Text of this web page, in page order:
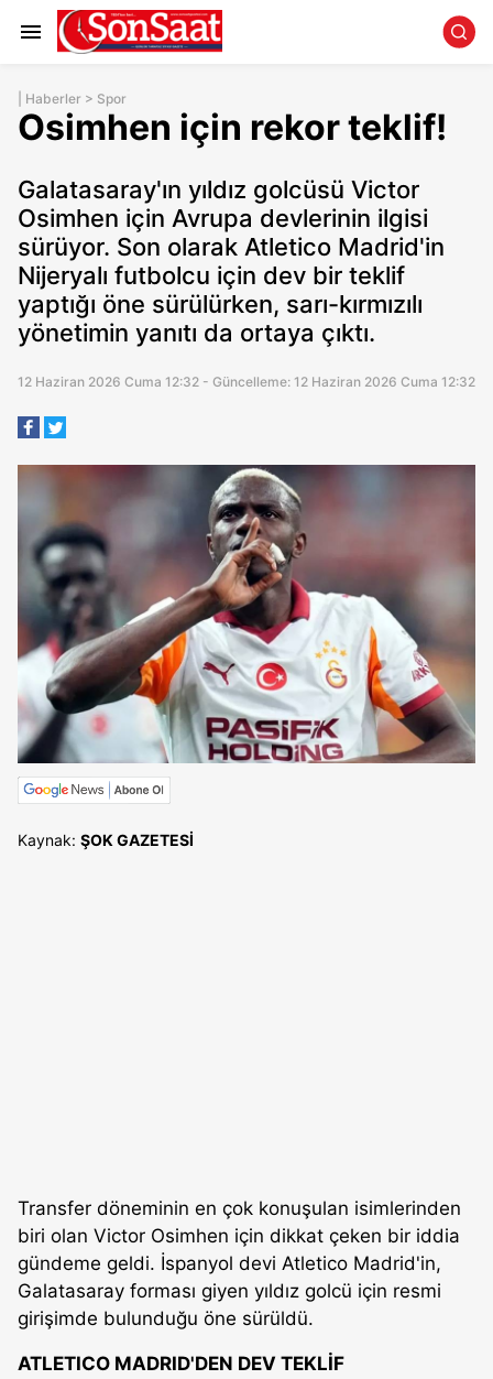
Haberler > Spor
Osimhen için rekor teklif!
Galatasaray'ın yıldız golcüsü Victor
Osimhen için Avrupa devlerinin ilgisi
sürüyor. Son olarak Atletico Madrid'in
Nijeryalı futbolcu için dev bir teklif
yaptığı öne sürülürken, sarı-kırmızılı
yönetimin yanıtı da ortaya çıktı.
12 Haziran 2026 Cuma 12:32 - Güncelleme: 12 Haziran 2026 Cuma 12:32
Kaynak: ŞOK GAZETESİ
Transfer döneminin en çok konuşulan isimlerinden
biri olan Victor Osimhen için dikkat çeken bir iddia
gündeme geldi. İspanyol devi Atletico Madrid'in,
Galatasaray forması giyen yıldız golcü için resmi
girişimde bulunduğu öne sürüldü.
ATLETICO MADRID'DEN DEV TEKLİF